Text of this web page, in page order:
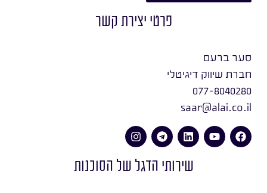
פרטי יצירת קשר
סער ברעם
חברת שיווק דיגיטלי
077-8040280
saar@alai.co.il
שירותי הדגל של הסוכנות